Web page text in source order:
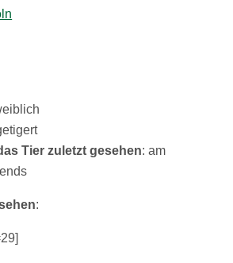
Tier zuletzt gesehen: am
: